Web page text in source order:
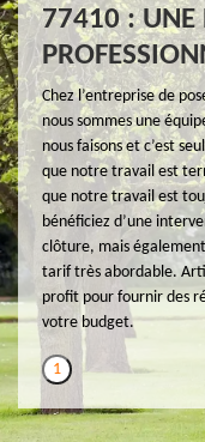
77410 : UNE
Chez l’entreprise de
nous sommes une
nous faisons et c’est
que notre travail est
que notre travail est
bénéficiez d’une
clôture, mais
tarif très abordable.
profit pour fournir des
votre budget.
1